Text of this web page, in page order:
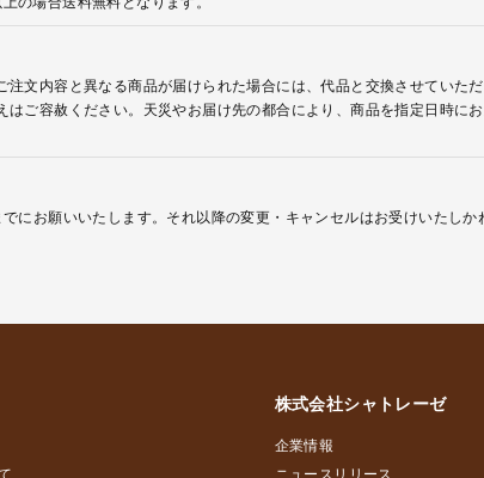
文内容と異なる商品が届けられた場合には、代品と交換させていた
ご容赦ください。天災やお届け先の都合により、商品を指定日時に
にお願いいたします。それ以降の変更・キャンセルはお受けいたしか
株式会社シャトレーゼ
企業情報
ニュースリリース